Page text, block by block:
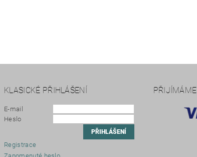
KLASICKÉ PŘIHLÁŠENÍ
E-mail
Heslo
Registrace